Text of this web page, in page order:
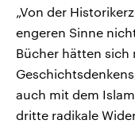
„Von der
engeren Sinne
Bücher hätten sich
auch mit dem
dritte radikale